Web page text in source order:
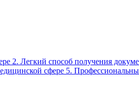
2. Легкий способ получения
сфере 5.